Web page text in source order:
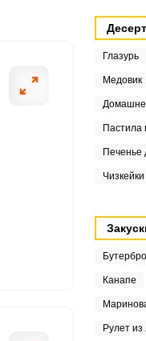
Глазурь
Медовик
Пастила
Чизкейки
Канапе
Рулет